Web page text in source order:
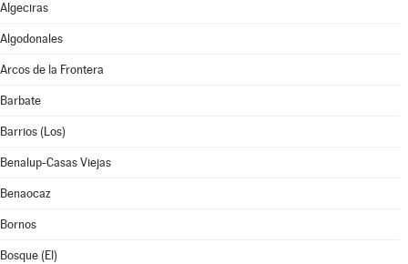
Algeciras
Algodonales
Arcos de la Frontera
Barbate
Barrios (Los)
Benalup-Casas Viejas
Benaocaz
Bornos
Bosque (El)